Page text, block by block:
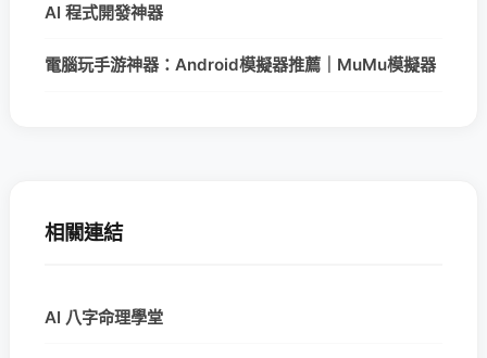
AI 程式開發神器
電腦玩手游神器：Android模擬器推薦｜MuMu模擬器
相關連結
AI 八字命理學堂